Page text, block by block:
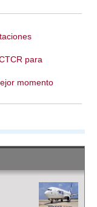
para
momento